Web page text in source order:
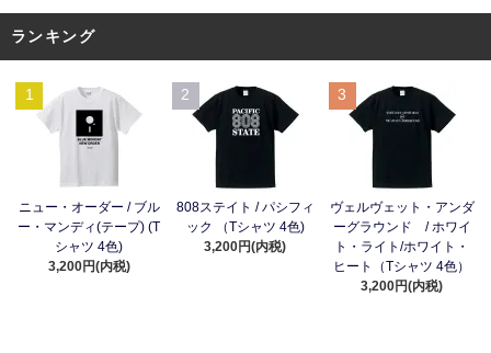
ランキング
1
ニュー・オーダー / ブル
ー・マンディ(テープ) (T
シャツ 4色)
3,200円(内税)
2
808ステイト / パシフィ
ック （Tシャツ 4色)
3,200円(内税)
3
ヴェルヴェット・アンダ
ーグラウンド / ホワイ
ト・ライト/ホワイト・
ヒート（Tシャツ 4色）
3,200円(内税)